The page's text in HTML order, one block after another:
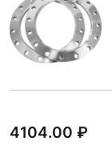
4104.00 ₽